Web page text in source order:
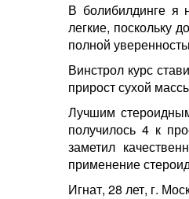
В болибилдинге я
легкие, поскольку
полной
Винстрол курс
прирост сухой
Лучшим
получилось 4 к
заметил
применение
Игнат, 28 лет, г.